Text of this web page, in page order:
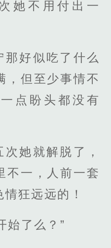
她不用付出一
那好似吃了什么
，但至少事情不
点盼头都没有
她就解脱了，
不一，人前一套
狂远远的！
始了么？”